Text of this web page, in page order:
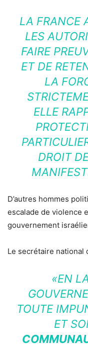
LA FRANCE
LES
FAIRE
ET DE
LA
ELLE
DROIT
D’autres hommes
escalade de violence
gouvernement
Le secrétaire national
«EN
TOUTE
ET